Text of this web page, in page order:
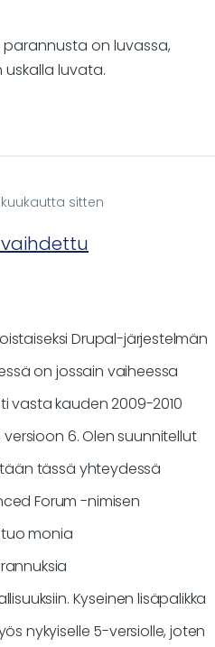
on luvassa,
luvata.
sitten
Drupal-järjestelmän
on jossain vaiheessa
vasta kauden 2009-2010
6. Olen suunnitellut
tässä yhteydessä
Forum -nimisen
monia
Kyseinen lisäpalikka
nykyiselle 5-versiolle, joten